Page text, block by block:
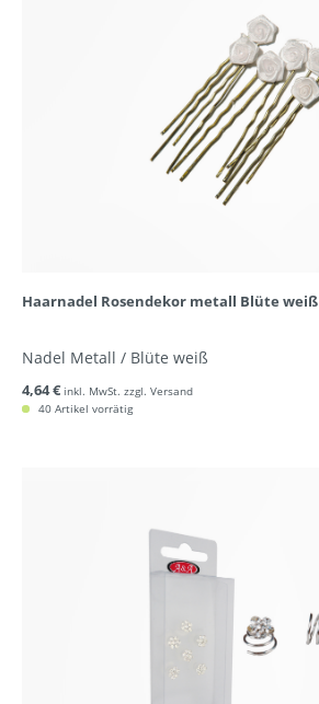
Haarnadel Rosendekor metall Blüte weiß
Nadel Metall / Blüte weiß
4,64 € inkl. MwSt. zzgl. Versand
40 Artikel vorrätig